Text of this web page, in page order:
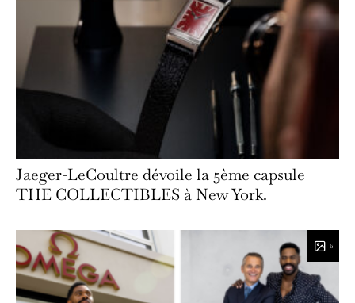
Jaeger-LeCoultre dévoile la 5ème capsule
THE COLLECTIBLES à New York.
6